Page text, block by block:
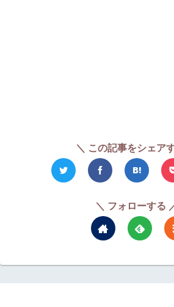
＼ この記事をシェア
＼ フォローする